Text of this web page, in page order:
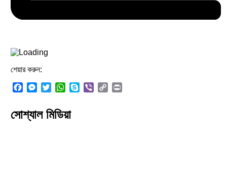
শেয়ার করুন:
Facebook
Messenger
TwitterWhatsApp
SkypeViber Copy
সোশ্যাল মিডিয়া